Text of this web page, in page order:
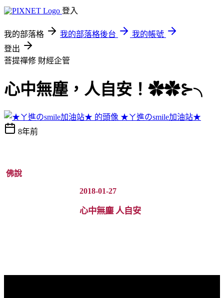
登入
我的部落格 我的部落格後台
我的帳號
登出
菩提禪修 財經企管
心中無塵，人自安！✿✿⊱╮
★ㄚ進のsmile加油站★
8年前
佛說
2018-01-27
心中無塵 人自安